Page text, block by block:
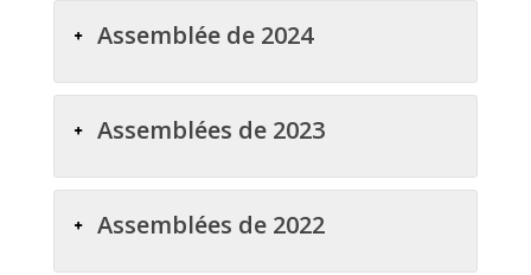
Assemblée de 2024
Assemblées de 2023
Assemblées de 2022